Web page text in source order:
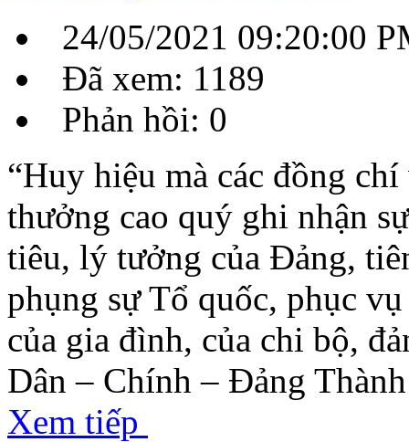
24/05/2021 09:20:00
Đã xem: 1189
Phản hồi: 0
“Huy hiệu mà các đồng
thưởng cao quý ghi nhận
tiêu, lý tưởng của Đảng,
phụng sự Tổ quốc, phục
của gia đình, của chi bộ,
Dân – Chính – Đảng
Xem tiếp